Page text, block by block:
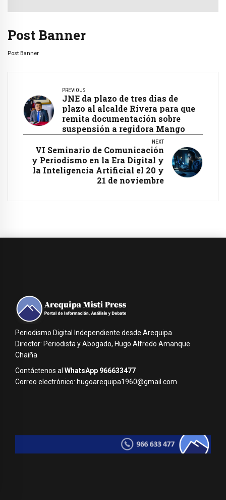
Post Banner
Post Banner
PREVIOUS
JNE da plazo de tres dias de
plazo al alcalde Rivera para que
remita documentación sobre
suspensión a regidora Mango
NEXT
VI Seminario de Comunicación
y Periodismo en la Era Digital y
la Inteligencia Artificial el 20 y
21 de noviembre
Periodismo Digital Independiente desde Arequipa
Director: Periodista y Abogado, Hugo Alfredo Amanque
Chaiña
Contáctenos al WhatsApp 966633477
Correo electrónico: hugoarequipa1960@gmail.com